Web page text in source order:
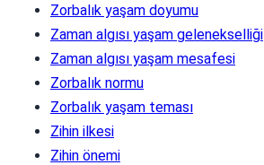
Zorbalık yaşam doyumu
Zaman algısı yaşam gelenekselliği
Zaman algısı yaşam mesafesi
Zorbalık normu
Zorbalık yaşam teması
Zihin ilkesi
Zihin önemi